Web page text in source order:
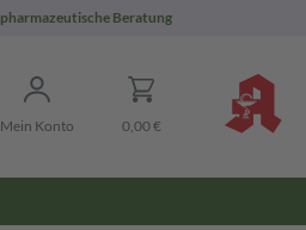
pharmazeutische Beratung
Mein Konto 0,00 €